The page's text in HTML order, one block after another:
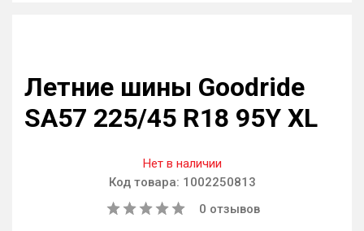
Летние шины Goodride
SA57 225/45 R18 95Y XL
Нет в наличии
Код товара: 1002250813
0 отзывов